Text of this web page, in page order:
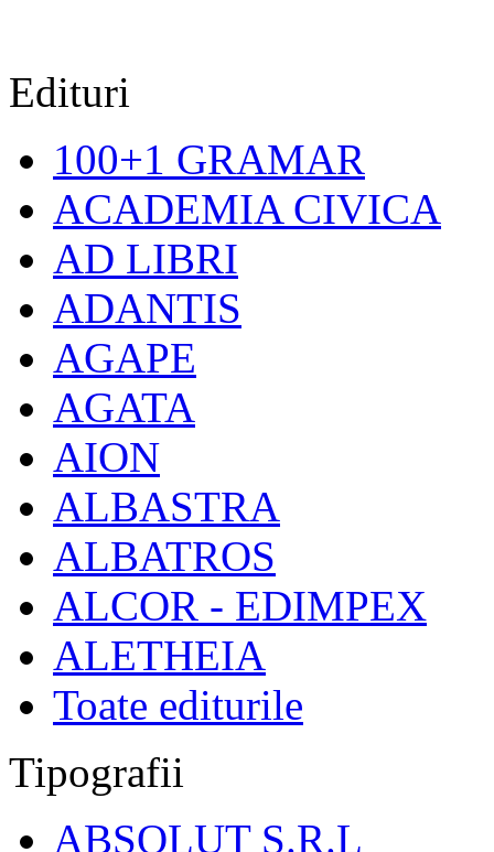
Edituri
100+1 GRAMAR
ACADEMIA CIVICA
AD LIBRI
ADANTIS
AGAPE
AGATA
AION
ALBASTRA
ALBATROS
ALCOR - EDIMPEX
ALETHEIA
Toate editurile
Tipografii
ABSOLUT S.R.L